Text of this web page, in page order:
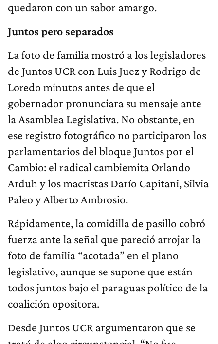
quedaron con un sabor amargo.
Juntos pero separados
La foto de familia mostró a los legisladores
de Juntos UCR con Luis Juez y Rodrigo de
Loredo minutos antes de que el
gobernador pronunciara su mensaje ante
la Asamblea Legislativa. No obstante, en
ese registro fotográfico no participaron los
parlamentarios del bloque Juntos por el
Cambio: el radical cambiemita Orlando
Arduh y los macristas Darío Capitani, Silvia
Paleo y Alberto Ambrosio.
Rápidamente, la comidilla de pasillo cobró
fuerza ante la señal que pareció arrojar la
foto de familia “acotada” en el plano
legislativo, aunque se supone que están
todos juntos bajo el paraguas político de la
coalición opositora.
Desde Juntos UCR argumentaron que se